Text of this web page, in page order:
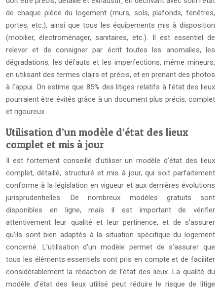
de chaque pièce du logement (murs, sols, plafonds, fenêtres,
portes, etc.), ainsi que tous les équipements mis à disposition
(mobilier, électroménager, sanitaires, etc.). Il est essentiel de
relever et de consigner par écrit toutes les anomalies, les
dégradations, les défauts et les imperfections, même mineurs,
en utilisant des termes clairs et précis, et en prenant des photos
à l’appui. On estime que 85% des litiges relatifs à l’état des lieux
pourraient être évités grâce à un document plus précis, complet
et rigoureux.
Utilisation d’un modèle d’état des lieux
complet et mis à jour
Il est fortement conseillé d’utiliser un modèle d’état des lieux
complet, détaillé, structuré et mis à jour, qui soit parfaitement
conforme à la législation en vigueur et aux dernières évolutions
jurisprudentielles. De nombreux modèles gratuits sont
disponibles en ligne, mais il est important de vérifier
attentivement leur qualité et leur pertinence, et de s’assurer
qu’ils sont bien adaptés à la situation spécifique du logement
concerné. L’utilisation d’un modèle permet de s’assurer que
tous les éléments essentiels sont pris en compte et de faciliter
considérablement la rédaction de l’état des lieux. La qualité du
modèle d’état des lieux utilisé peut réduire le risque de litige